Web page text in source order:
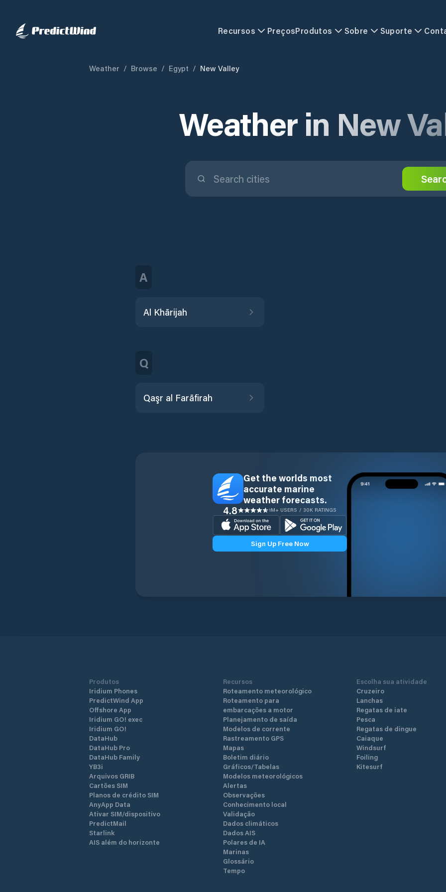
Recursos PreçosProdutos Sobre Suporte
Weather / Browse / Egypt / New Valley
Weather in New
A
Al Khārijah
Q
Qaşr al Farāfirah
Get the worlds most
accurate marine
weather forecasts.
4.8 1M+ USERS / 30K RATINGS
Sign Up Free Now
Produtos
Iridium Phones
PredictWind App
Offshore App
Iridium GO! exec
Iridium GO!
DataHub
DataHub Pro
DataHub Family
YB3i
Arquivos GRIB
Cartões SIM
Planos de crédito SIM
AnyApp Data
Ativar SIM/dispositivo
PredictMail
Starlink
AIS além do horizonte
Recursos
Roteamento meteorológico
Roteamento para
embarcações a motor
Planejamento de saída
Modelos de corrente
Rastreamento GPS
Mapas
Boletim diário
Gráficos/Tabelas
Modelos meteorológicos
Alertas
Observações
Conhecimento local
Validação
Dados climáticos
Dados AIS
Polares de IA
Marinas
Glossário
Tempo
Escolha sua atividade
Cruzeiro
Lanchas
Regatas de iate
Pesca
Regatas de dingue
Caiaque
Windsurf
Foiling
Kitesurf